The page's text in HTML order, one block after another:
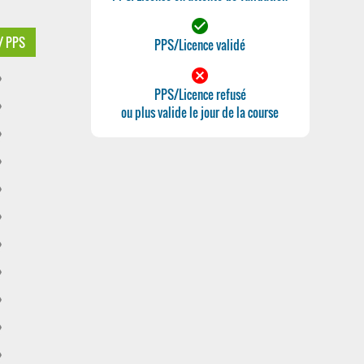
PPS
check_circle
PPS/Licence validé
cancel
PPS/Licence refusé
ou plus valide le jour de la course